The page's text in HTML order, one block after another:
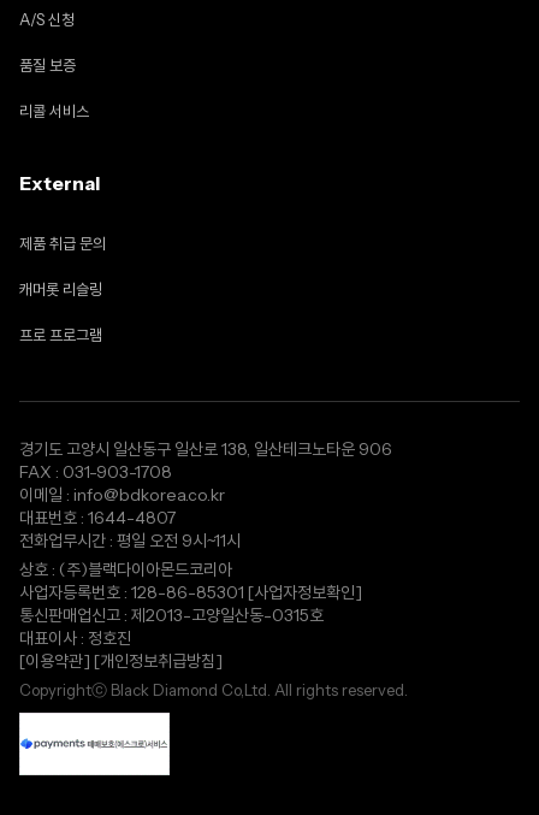
A/S 신청
품질 보증
리콜 서비스
External
제품 취급 문의
캐머롯 리슬링
프로 프로그램
경기도 고양시 일산동구 일산로 138, 일산테크노타운 906
FAX : 031-903-1708
이메일 : info@bdkorea.co.kr
대표번호 : 1644-4807
전화업무시간 : 평일 오전 9시~11시
상호 : (주)블랙다이아몬드코리아
사업자등록번호 : 128-86-85301 [사업자정보확인]
통신판매업신고 : 제2013-고양일산동-0315호
대표이사 : 정호진
[이용약관] [개인정보취급방침]
Copyrightⓒ Black Diamond Co,Ltd. All rights reserved.